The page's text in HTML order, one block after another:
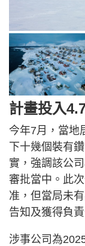
計畫投入
今年7月，當地
下十幾個裝有
實，強調該公
審批當中。此
准，但當局未
告知及獲得負
涉事公司為